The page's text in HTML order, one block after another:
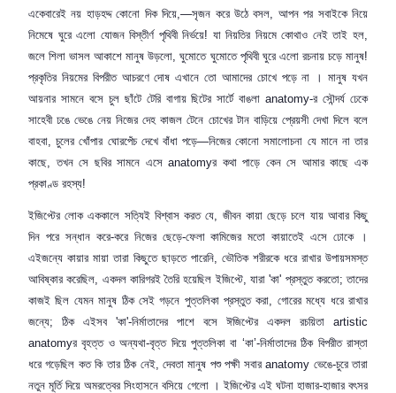
একেবারেই নয় হাড়হদ্দ কোনো দিক দিয়ে,—সৃজন করে উঠে বসল, আপন পর সবাইকে নিয়ে
নিমেষে ঘুরে এলো যোজন বিস্তীর্ণ পৃথিবী নির্ভয়ে! যা নিয়তির নিয়মে কোথাও নেই তাই হল,
জলে শিলা ভাসল আকাশে মানুষ উড়লো,ঘুমোতে ঘুমোতে পৃথিবী ঘুরে এলো রচনায় চড়ে মানুষ!
প্রকৃতির নিয়মের বিপরীত আচরণে দোষ এখানে তো আমাদের চোখে পড়ে না । মানুষ যখন
আয়নার সামনে বসে চুল ছাঁটে টেরি বাগায় ছিটের সার্টে বাঙলাanatomy-র সৌন্দর্য ঢেকে
সাহেবী ঢঙে ভেঙে নেয় নিজের দেহ কাজল টেনে চোখের টান বাড়িয়ে প্রেয়সী দেখা দিলে বলে
বাহবা,চুলের খোঁপার ঘোরপেঁচ দেখে বাঁধা পড়ে—নিজের কোনো সমালোচনা যে মানে না তার
কাছে,তখন সে ছবির সামনে এসেanatomyর কথা পাড়ে কেন সে আমার কাছে এক
প্রকাণ্ড রহস্য!
ইজিপ্টের লোক এককালে সত্যিই বিশ্বাস করত যে, জীবন কায়া ছেড়ে চলে যায় আবার কিছু
দিন পরে সন্ধান করে-করে নিজের ছেড়ে-ফেলা কামিজের মতো কায়াতেই এসে ঢোকে ।
এইজন্যে কায়ার মায়া তারা কিছুতে ছাড়তে পারেনি, ভৌতিক শরীরকে ধরে রাখার উপায়সমস্ত
আবিষ্কার করেছিল, একদল কারিগরই তৈরি হয়েছিল ইজিপ্টে, যারা'কা' প্রস্তুত করতো;তাদের
কাজই ছিল যেমন মানুষ ঠিক সেই গড়নে পুত্তলিকা প্রস্তুত করা, গোরের মধ্যে ধরে রাখার
জন্যে; ঠিক এইসব 'কা'-নির্মাতাদের পাশে বসে ঈজিপ্টের একদল রচয়িতা artistic
anatomyর বৃহত্ত ও অন্যথা-বৃত্ত দিয়ে পুত্তলিকা বা ‘কা’-নির্মাতাদের ঠিক বিপরীত রাস্তা
ধরে গড়েছিল কত কি তার ঠিক নেই,দেবতা মানুষ পশু পক্ষী সবারanatomy ভেঙে-চুরে তারা
নতুন মূর্তি দিয়ে অমরত্বের সিংহাসনে বসিয়ে গেলো । ইজিপ্টের এই ঘটনা হাজার-হাজার বৎসর